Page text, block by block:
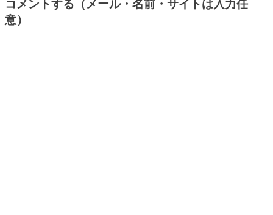
コメントする（メール・名前・サイトは入力任
意）